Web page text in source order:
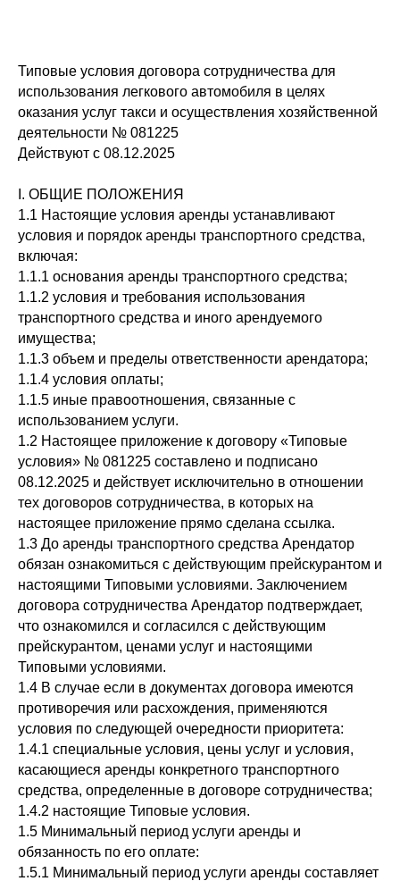
Типовые условия договора сотрудничества для
использования легкового автомобиля в целях
оказания услуг такси и осуществления хозяйственной
деятельности № 081225
Действуют с 08.12.2025
I. ОБЩИЕ ПОЛОЖЕНИЯ
1.1 Настоящие условия аренды устанавливают
условия и порядок аренды транспортного средства,
включая:
1.1.1 основания аренды транспортного средства;
1.1.2 условия и требования использования
транспортного средства и иного арендуемого
имущества;
1.1.3 объем и пределы ответственности арендатора;
1.1.4 условия оплаты;
1.1.5 иные правоотношения, связанные с
использованием услуги.
1.2 Настоящее приложение к договору «Типовые
условия» № 081225 составлено и подписано
08.12.2025 и действует исключительно в отношении
тех договоров сотрудничества, в которых на
настоящее приложение прямо сделана ссылка.
1.3 До аренды транспортного средства Арендатор
обязан ознакомиться с действующим прейскурантом и
настоящими Типовыми условиями. Заключением
договора сотрудничества Арендатор подтверждает,
что ознакомился и согласился с действующим
прейскурантом, ценами услуг и настоящими
Типовыми условиями.
1.4 В случае если в документах договора имеются
противоречия или расхождения, применяются
условия по следующей очередности приоритета:
1.4.1 специальные условия, цены услуг и условия,
касающиеся аренды конкретного транспортного
средства, определенные в договоре сотрудничества;
1.4.2 настоящие Типовые условия.
1.5 Минимальный период услуги аренды и
обязанность по его оплате:
1.5.1 Минимальный период услуги аренды составляет